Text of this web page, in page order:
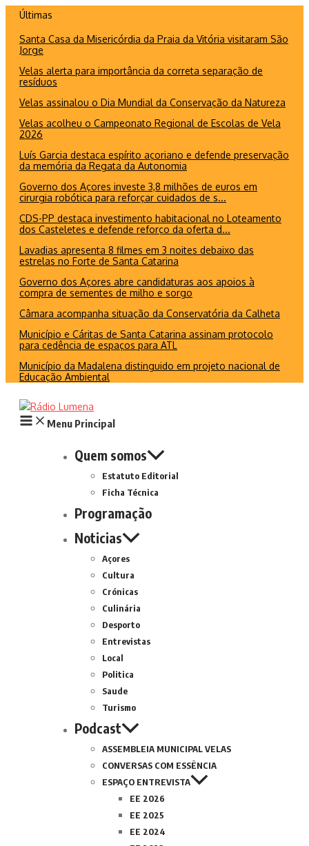
conteúdo
Últimas
Santa Casa da Misericórdia da Praia da Vitória visitaram São
Jorge
Velas alerta para importância da correta separação de
resíduos
Velas assinalou o Dia Mundial da Conservação da Natureza
Velas acolheu o Campeonato Regional de Escolas de Vela
2026
Luís Garcia destaca espírito açoriano e defende preservação
da memória da Regata da Autonomia
Governo dos Açores investe 3,8 milhões de euros em
cirurgia robótica para reforçar cuidados de s...
CDS-PP destaca investimento habitacional no Loteamento
dos Casteletes e defende reforço da oferta d...
Lavadias apresenta 8 filmes em 3 noites debaixo das
estrelas no Forte de Santa Catarina
Governo dos Açores abre candidaturas aos apoios à
compra de sementes de milho e sorgo
Câmara acompanha situação da Conservatória da Calheta
Município e Cáritas de Santa Catarina assinam protocolo
para cedência de espaços para ATL
Município da Madalena distinguido em projeto nacional de
Educação Ambiental
Menu Principal
Quem somos
Estatuto Editorial
Ficha Técnica
Programação
Noticias
Açores
Cultura
Crónicas
Culinária
Desporto
Entrevistas
Local
Politica
Saude
Turismo
Podcast
ASSEMBLEIA MUNICIPAL VELAS
CONVERSAS COM ESSÊNCIA
ESPAÇO ENTREVISTA
EE 2026
EE 2025
EE 2024